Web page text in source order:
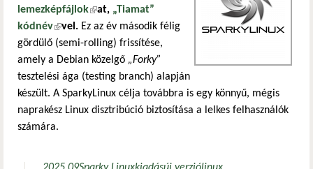
lemezképfájlok(külső hivatkozás)
at, „Tiamat”
kódnév(külső hivatkozás)
vel. Ez az év második félig
gördülő (semi-rolling) frissítése,
amely a Debian közelgő „Forky”
tesztelési ága (testing branch) alapján
készült. A SparkyLinux célja továbbra is egy könnyű, mégis
naprakész Linux disztribúció biztosítása a lelkes felhasználók
számára.